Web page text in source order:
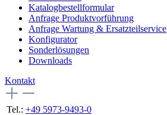
Katalogbestellformular
Anfrage Produktvorführung
Anfrage Wartung & Ersatzteilservice
Konfigurator
Sonderlösungen
Downloads
Kontakt
Tel.: +49 5973-9493-0